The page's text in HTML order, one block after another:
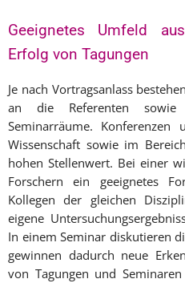
Geeignetes Umfeld
Erfolg von Tagungen
Je nach Vortragsanlass
an die Referenten
Seminarräume.
Wissenschaft sowie im
hohen Stellenwert. Bei einer
Forschern ein geeignetes
Kollegen der gleichen
eigene
In einem Seminar diskutieren
gewinnen dadurch neue
von Tagungen und